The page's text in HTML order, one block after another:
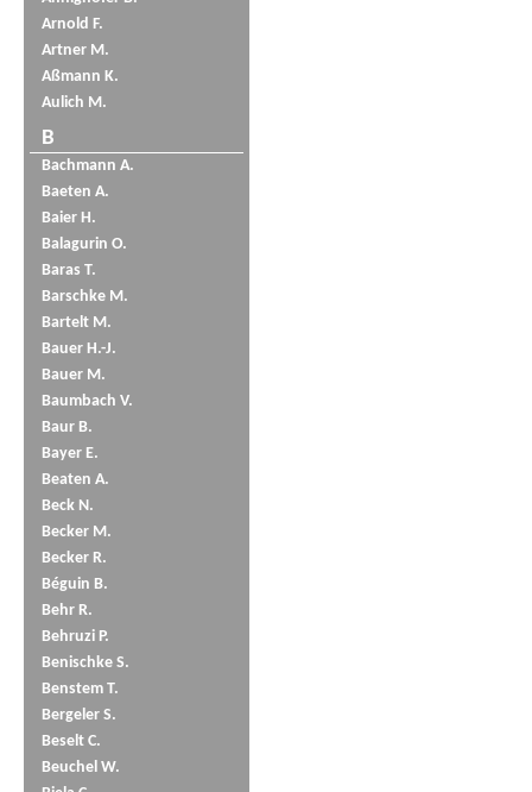
Arnold F.
Artner M.
Aßmann K.
Aulich M.
B
Bachmann A.
Baeten A.
Baier H.
Balagurin O.
Baras T.
Barschke M.
Bartelt M.
Bauer H.-J.
Bauer M.
Baumbach V.
Baur B.
Bayer E.
Beaten A.
Beck N.
Becker M.
Becker R.
Béguin B.
Behr R.
Behruzi P.
Benischke S.
Benstem T.
Bergeler S.
Beselt C.
Beuchel W.